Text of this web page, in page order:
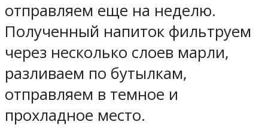
отправляем еще на неделю.
Полученный напиток фильтруем
через несколько слоев марли,
разливаем по бутылкам,
отправляем в темное и
прохладное место.